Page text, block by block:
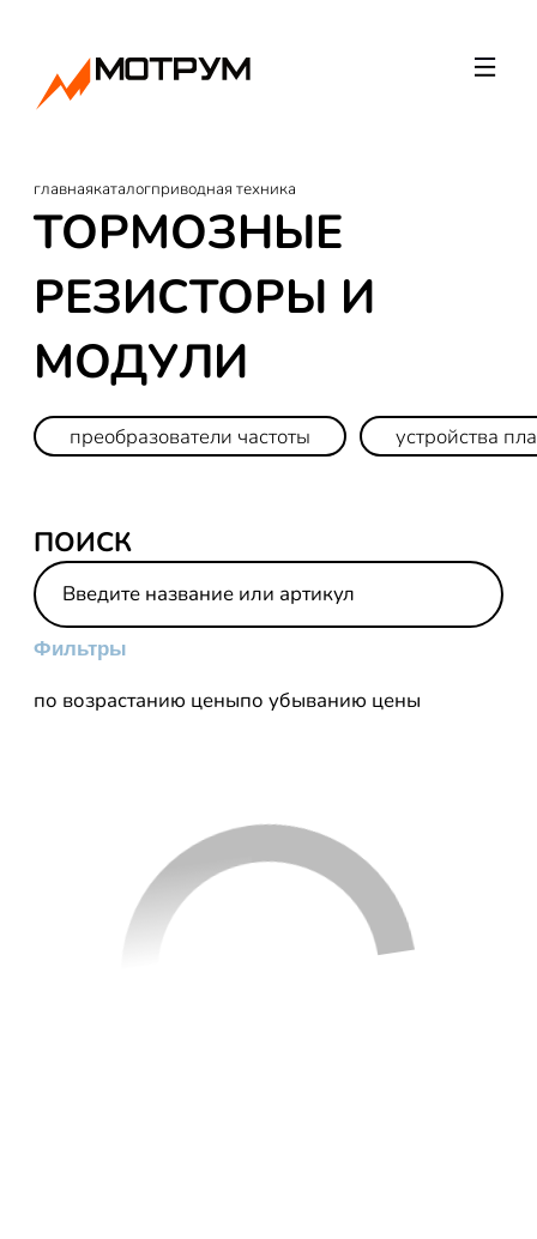
главнаякаталогприводная техника
ТОРМОЗНЫЕ
РЕЗИСТОРЫ И
МОДУЛИ
преобразователи частоты устройства
ПОИСК
Фильтры
по возрастанию ценыпо убыванию цены